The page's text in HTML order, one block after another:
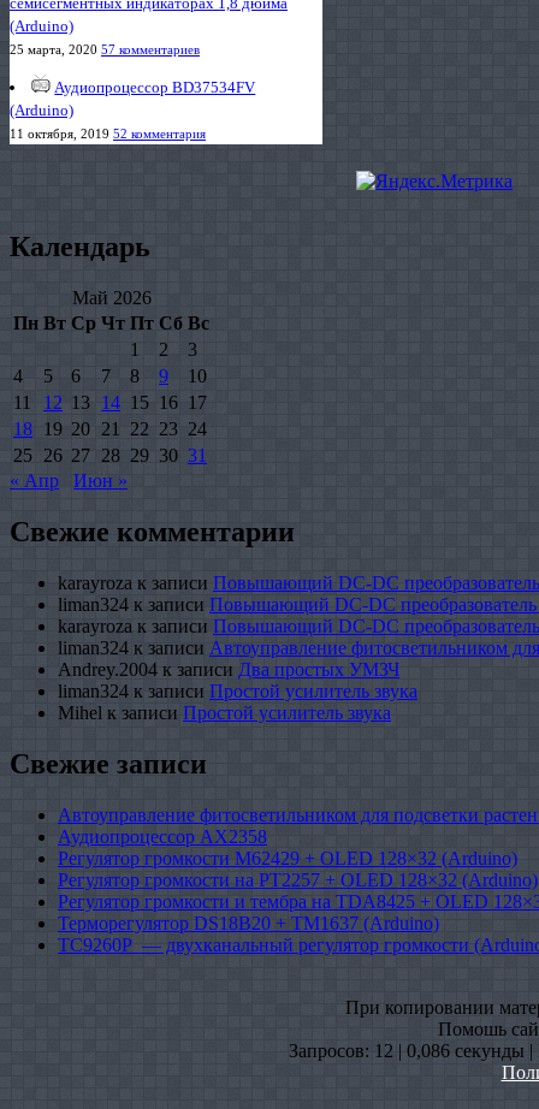
(Arduino)
25 марта, 2020 57 комментариев
Аудиопроцессор BD37534FV
(Arduino)
11 октября, 2019 52 комментария
Календарь
Май 2026
Пн Вт Ср Чт Пт Сб Вс
1
2
3
4
5 6 7 8 9
10
11
12 13 14 15 16 17
18
19 20 21 22 23 24
25 26 27 28 29 30 31
« Апр
Июн »
Свежие комментарии
karayroza к записи Повышающий DC-DC
liman324 к записи Повышающий DC-DC
karayroza к записи Повышающий DC-DC
liman324 к записи Автоуправление фитосветильником
Andrey.2004 к записи Два простых УМЗЧ
liman324 к записи Простой усилитель звука
Mihel к записи Простой усилитель звука
Свежие записи
Автоуправление фитосветильником для подсветки
Аудиопроцессор AX2358
Регулятор громкости M62429 + OLED 128×32 (Arduino)
Регулятор громкости на PT2257 + OLED 128×32 (Arduino)
Регулятор громкости и тембра на TDA8425 + OLED
Терморегулятор DS18B20 + TM1637 (Arduino)
TC9260P — двухканальный регулятор громкости
При копировании
Помошь
Запросов: 12 | 0,086 секунды